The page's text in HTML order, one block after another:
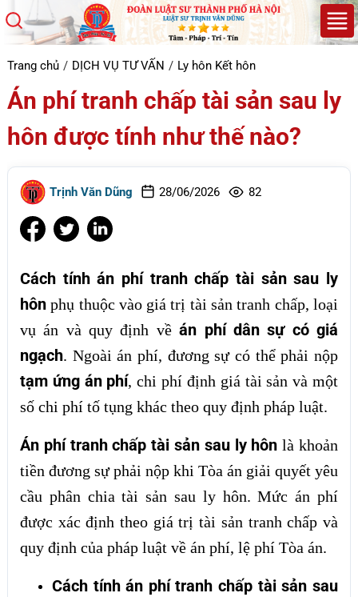
Trang chủ DỊCH VỤ TƯ VẤN Ly hôn Kết hôn
Án phí tranh chấp tài sản sau ly
hôn được tính như thế nào?
Trịnh Văn Dũng 28/06/2026 82
Cách tính án phí tranh chấp tài sản sau ly
hônphụ thuộc vào giá trị tài sản tranh chấp, loại
vụ án và quy định vềán phí dân sự có giá
ngạch. Ngoài án phí, đương sự có thể phải nộp
tạm ứng án phí, chi phí định giá tài sản và một
số chi phí tố tụng khác theo quy định pháp luật.
Án phí tranh chấp tài sản sau ly hôn là khoản
tiền đương sự phải nộp khi Tòa án giải quyết yêu
cầu phân chia tài sản sau ly hôn. Mức án phí
được xác định theo giá trị tài sản tranh chấp và
quy định của pháp luật về án phí, lệ phí Tòa án.
Cách tính án phí tranh chấp tài sản sau